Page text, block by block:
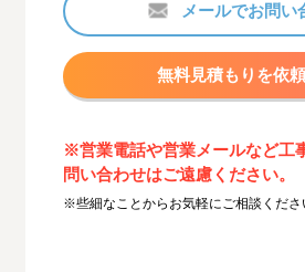
メールでお問い
無料見積もりを依
※営業電話や営業メールなど工
問い合わせはご遠慮ください。
※些細なことからお気軽にご相談くださ